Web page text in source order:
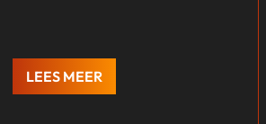
LEES MEER